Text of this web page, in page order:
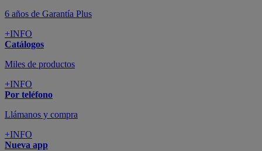
6 años de Garantía Plus
+INFO
Catálogos
Miles de productos
+INFO
Por teléfono
Llámanos y compra
+INFO
Nueva app